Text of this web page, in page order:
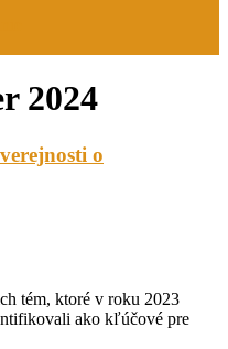
2024
o
tém, ktoré v roku 2023
ako kľúčové pre